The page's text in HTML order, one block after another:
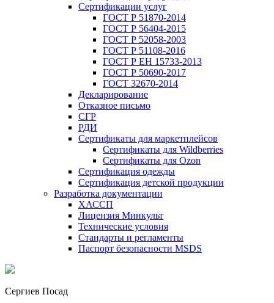
Сертификации услуг
ГОСТ Р 51870-2014
ГОСТ Р 56404-2015
ГОСТ Р 52058-2003
ГОСТ Р 51108-2016
ГОСТ Р ЕН 15733-2013
ГОСТ Р 50690-2017
ГОСТ 32670-2014
Декларирование
Отказное письмо
СГР
РДИ
Сертификаты для маркетплейсов
Сертификаты для Wildberries
Сертификаты для Ozon
Сертификация одежды
Сертификация детской продукции
Разработка документации
ХАССП
Лицензия Минкульт
Технические условия
Стандарты и регламенты
Паспорт безопасности MSDS
Сергиев Посад